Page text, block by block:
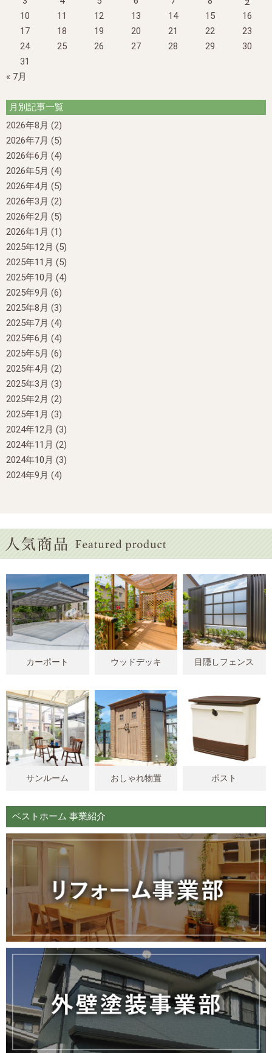
10
11 12 13 14 15
16
17
18 19 20 21 22
23
24
25 26 27 28 29
30
31
« 7月
月別記事一覧
2026年8月 (2)
2026年7月 (5)
2026年6月 (4)
2026年5月 (4)
2026年4月 (5)
2026年3月 (2)
2026年2月 (5)
2026年1月 (1)
2025年12月 (5)
2025年11月 (5)
2025年10月 (4)
2025年9月 (6)
2025年8月 (3)
2025年7月 (4)
2025年6月 (4)
2025年5月 (6)
2025年4月 (2)
2025年3月 (3)
2025年2月 (2)
2025年1月 (3)
2024年12月 (3)
2024年11月 (2)
2024年10月 (3)
2024年9月 (4)
カーポート ウッドデッキ 目隠しフェンス
サンルーム おしゃれ物置 ポスト
ベストホーム 事業紹介